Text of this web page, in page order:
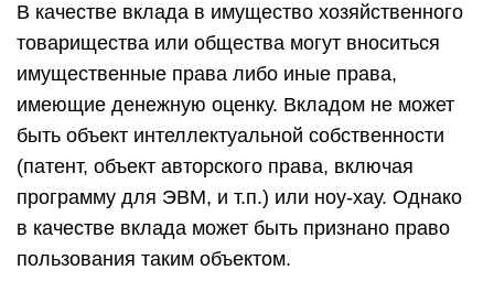
В качестве вклада в имущество хозяйственного
товарищества или общества могут вноситься
имущественные права либо иные права,
имеющие денежную оценку. Вкладом не может
быть объект интеллектуальной собственности
(патент, объект авторского права, включая
программу для ЭВМ, и т.п.) или ноу-хау. Однако
в качестве вклада может быть признано право
пользования таким объектом.